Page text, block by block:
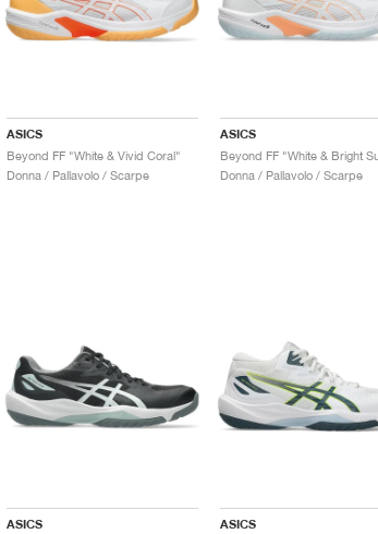
ASICS
Beyond FF "White & Vivid Coral"
Donna / Pallavolo / Scarpe
ASICS
Donna / Pallavolo / Scarpe
ASICS ASICS